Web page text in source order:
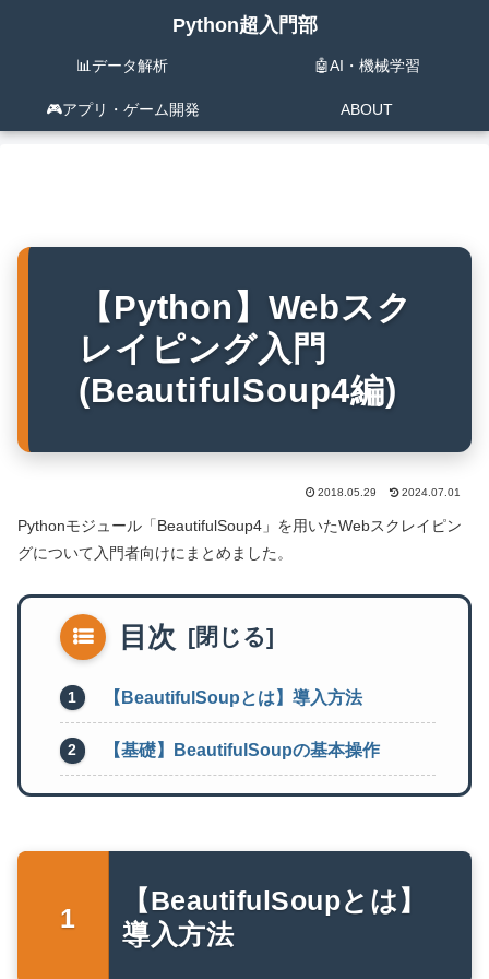
Python超入門部
📊データ解析 🤖AI・機械学習
🎮️アプリ・ゲーム開発 ABOUT
【Python】Webスク
レイピング入門
(BeautifulSoup4編)
2018.05.29 2024.07.01
Pythonモジュール「BeautifulSoup4」を用いたWebスクレイピン
グについて入門者向けにまとめました。
目次
【BeautifulSoupとは】導入方法
【基礎】BeautifulSoupの基本操作
【BeautifulSoupとは】
導入方法